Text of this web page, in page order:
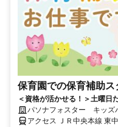
保育園での保育補助ス
＜資格が活かせる！＞土曜
無理ないシフトでOK！Wワ
パソナフォスター キッズ
アクセス ＪＲ中央本線 東